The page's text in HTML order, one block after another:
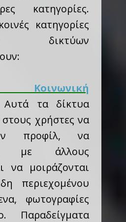
κατηγορίες.
κατηγορίες
δικτύων
Κοινωνική
τα δίκτυα
χρήστες να
προφίλ, να
με άλλους
να μοιράζονται
περιεχομένου
φωτογραφίες
Παραδείγματα